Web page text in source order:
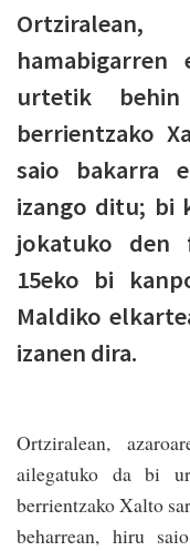
urtetik
berrientzako
saio bakarra
izango ditu; bi
jokatuko den
15eko bi
Maldiko
izanen dira.
Ortziralean,
ailegatuko da bi
berrientzako Xalto
beharrean, hiru